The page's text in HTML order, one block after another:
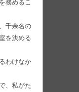
務めるこ
千余名の
を決める
わけなか
、私がた